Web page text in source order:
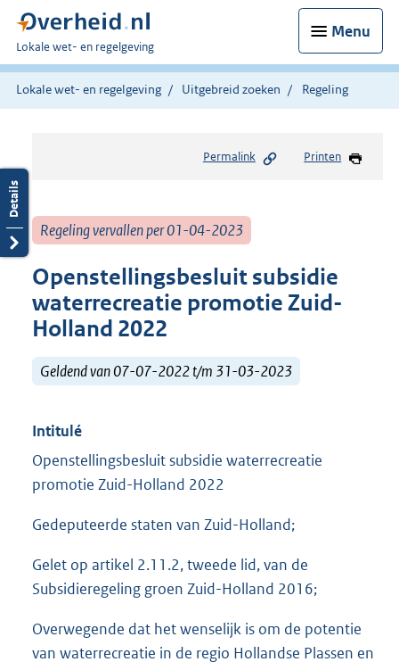
Menu
U
bent
hier:
Lokale wet- en regelgeving
Lokale wet- en regelgeving Uitgebreid zoeken Regeling
Permalink Printen
Regeling vervallen per 01-04-2023
Openstellingsbesluit subsidie
waterrecreatie promotie Zuid-
Holland 2022
Geldend van 07-07-2022 t/m 31-03-2023
Intitulé
Openstellingsbesluit subsidie waterrecreatie
promotie Zuid-Holland 2022
Gedeputeerde staten van Zuid-Holland;
Gelet op artikel 2.11.2, tweede lid, van de
Subsidieregeling groen Zuid-Holland 2016;
Overwegende dat het wenselijk is om de potentie
van waterrecreatie in de regio Hollandse Plassen en